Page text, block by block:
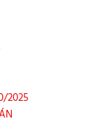
2025